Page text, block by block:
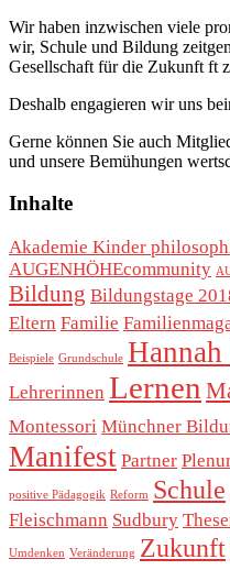
Wir haben inzwischen viele
wir, Schule und Bildung
Gesellschaft für die Zukunft ft
Deshalb engagieren wir uns
Gerne können Sie auch
und unsere Bemühungen
Inhalte
Akademie Kinder
AUGENHÖHEcommunity
Bildung Bildungstage
Eltern Familie
Beispiele Grundschule
Lehrerinnen Lernen
Montessori Münchner
Manifest Partner
positive Pädagogik Reform Schule
Fleischmann Sudbury
Umdenken Veränderung Zukunft